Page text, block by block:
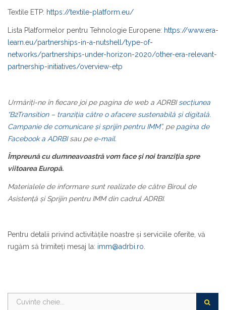
Textile ETP: https://textile-platform.eu/
Lista Platformelor pentru Tehnologie Europene: https://www.era-
learn.eu/partnerships-in-a-nutshell/type-of-
networks/partnerships-under-horizon-2020/other-era-relevant-
partnership-initiatives/overview-etp
Urmăriți-ne în fiecare joi pe pagina de web a ADRBIsecțiunea
“B2Transition – tranziția către o afacere sustenabilă și digitală.
Campanie de comunicare și sprijin pentru IMM”, pe pagina de
Facebook a ADRBIsau pe e-mail.
Împreună cu dumneavoastră vom face și noi tranziția spre
viitoarea Europă.
Materialele de informare sunt realizate de către Biroul de
Asistență și Sprijin pentru IMM din cadrul ADRBI.
Pentru detalii privind activitățile noastre și serviciile oferite, vă
rugăm să trimiteți mesaj la: imm@adrbi.ro